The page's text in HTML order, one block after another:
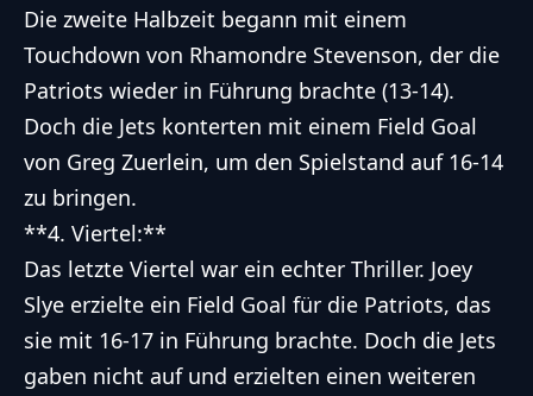
Die zweite Halbzeit begann mit einem
Touchdown von Rhamondre Stevenson, der die
Patriots wieder in Führung brachte (13-14).
Doch die Jets konterten mit einem Field Goal
von Greg Zuerlein, um den Spielstand auf 16-14
zu bringen.
**4. Viertel:**
Das letzte Viertel war ein echter Thriller. Joey
Slye erzielte ein Field Goal für die Patriots, das
sie mit 16-17 in Führung brachte. Doch die Jets
gaben nicht auf und erzielten einen weiteren